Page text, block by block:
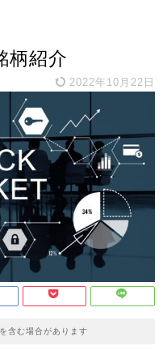
柄紹介
2022年10月22日
含む場合があります